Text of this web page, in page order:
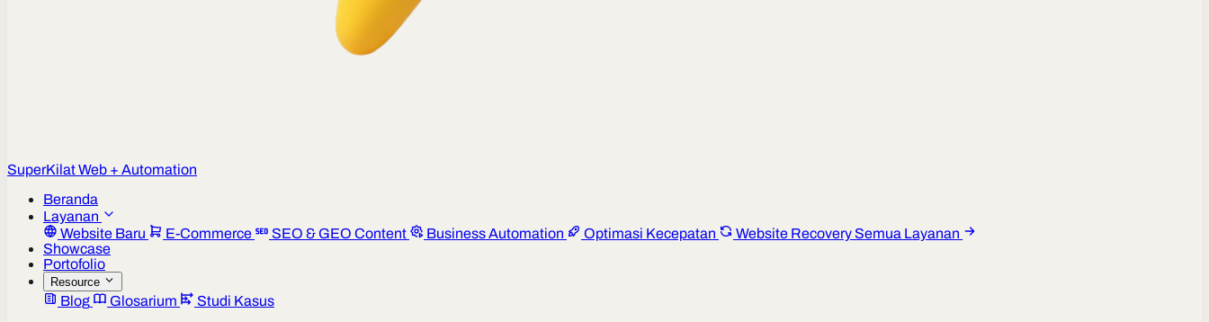
SuperKilatWeb + Automation
Beranda
Layanan
Website Baru
E-Commerce SEO & GEO Content Business Automation Optimasi Kecepatan Website Recovery Semua Layanan
Showcase
Portofolio
Resource
Blog Glosarium
Studi Kasus